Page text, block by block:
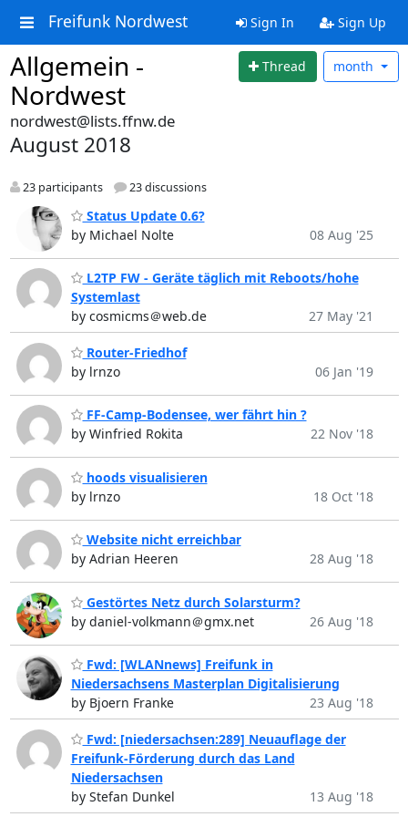
Freifunk Nordwest Sign In Sign Up
Allgemein -
Nordwest
Thread month
nordwest@lists.ffnw.de
August 2018
23 participants 23 discussions
Status Update 0.6?
by Michael Nolte
08 Aug '25
L2TP FW - Geräte täglich mit Reboots/hohe
Systemlast
by cosmicms＠web.de
27 May '21
Router-Friedhof
by lrnzo
06 Jan '19
FF-Camp-Bodensee, wer fährt hin ?
by Winfried Rokita
22 Nov '18
hoods visualisieren
by lrnzo
18 Oct '18
Website nicht erreichbar
by Adrian Heeren
28 Aug '18
Gestörtes Netz durch Solarsturm?
by daniel-volkmann＠gmx.net
26 Aug '18
Fwd: [WLANnews] Freifunk in
Niedersachsens Masterplan Digitalisierung
by Bjoern Franke
23 Aug '18
Fwd: [niedersachsen:289] Neuauflage der
Freifunk-Förderung durch das Land
Niedersachsen
by Stefan Dunkel
13 Aug '18